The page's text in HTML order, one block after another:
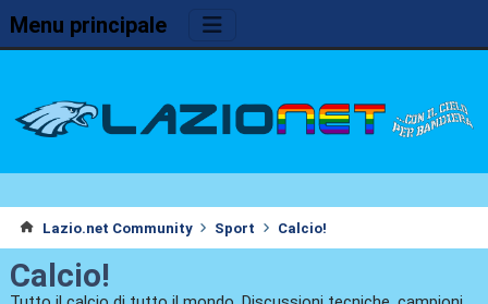
Menu principale
Lazio.net Community Sport Calcio!
Calcio!